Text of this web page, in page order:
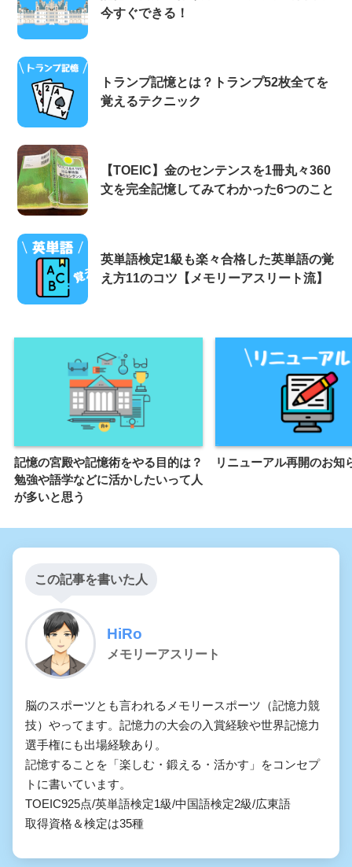
今すぐできる！
トランプ記憶とは？トランプ52枚全てを
覚えるテクニック
【TOEIC】金のセンテンスを1冊丸々360
文を完全記憶してみてわかった6つのこと
英単語検定1級も楽々合格した英単語の覚
え方11のコツ【メモリーアスリート流】
記憶の宮殿や記憶術をやる目的は？
勉強や語学などに活かしたいって人
が多いと思う
リニューアル再開のお知
この記事を書いた人
HiRo
メモリーアスリート
脳のスポーツとも言われるメモリースポーツ（記憶力競
技）やってます。記憶力の大会の入賞経験や世界記憶力
選手権にも出場経験あり。
記憶することを「楽しむ・鍛える・活かす」をコンセプ
トに書いています。
TOEIC925点/英単語検定1級/中国語検定2級/広東語
取得資格＆検定は35種